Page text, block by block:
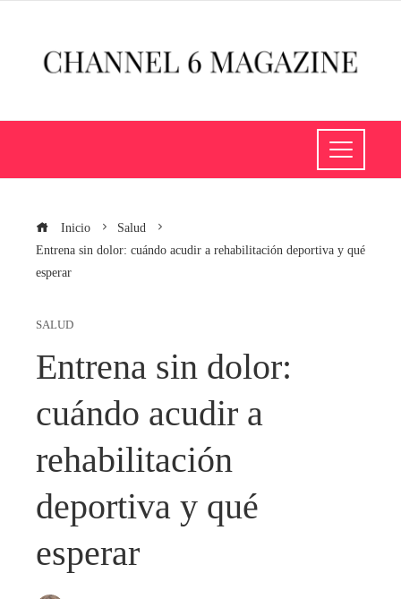
Inicio
Salud
Entrena sin dolor: cuándo acudir a rehabilitación deportiva y qué
esperar
SALUD
Entrena sin dolor:
cuándo acudir a
rehabilitación
deportiva y qué
esperar